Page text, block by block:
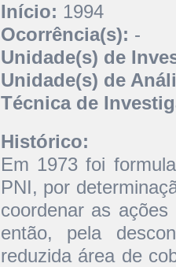
Início: 1994
Ocorrência(s): -
Unidade(s) de
Unidade(s) de
Técnica de
Histórico:
Em 1973 foi
PNI, por
coordenar as
então, pela
reduzida área de